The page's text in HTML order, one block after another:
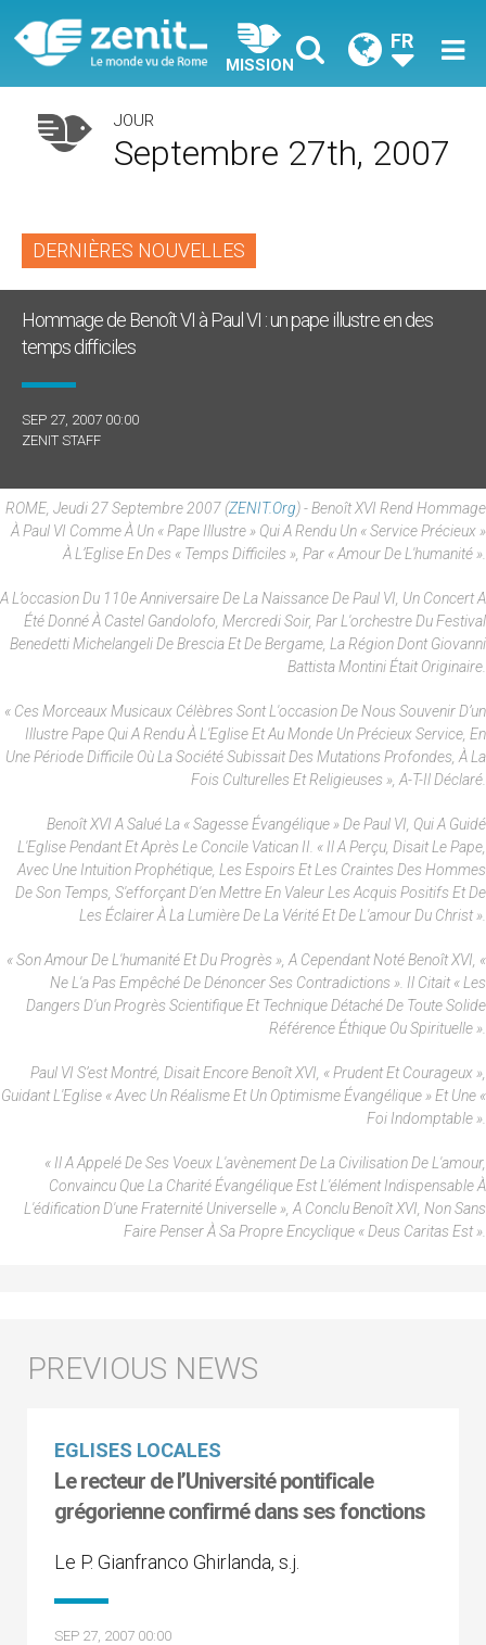
MISSION
FR
JOUR
Septembre 27th, 2007
DERNIÈRES NOUVELLES
Hommage de Benoît VI à Paul VI : un pape illustre en des
temps difficiles
SEP 27, 2007 00:00
ZENIT STAFF
ROME, Jeudi 27 Septembre 2007 (ZENIT.org) - Benoît XVI Rend Hommage
À Paul VI Comme À Un « Pape Illustre » Qui A Rendu Un « Service Précieux »
À L’Eglise En Des « Temps Difficiles », Par « Amour De L'humanité ».
A L’occasion Du 110e Anniversaire De La Naissance De Paul VI, Un Concert A
Été Donné À Castel Gandolofo, Mercredi Soir, Par L'orchestre Du Festival
Benedetti Michelangeli De Brescia Et De Bergame, La Région Dont Giovanni
Battista Montini Était Originaire.
« Ces Morceaux Musicaux Célèbres Sont L'occasion De Nous Souvenir D’un
Illustre Pape Qui A Rendu À L'Eglise Et Au Monde Un Précieux Service, En
Une Période Difficile Où La Société Subissait Des Mutations Profondes, À La
Fois Culturelles Et Religieuses », A-T-Il Déclaré.
Benoît XVI A Salué La « Sagesse Évangélique » De Paul VI, Qui A Guidé
L'Eglise Pendant Et Après Le Concile Vatican II. « Il A Perçu, Disait Le Pape,
Avec Une Intuition Prophétique, Les Espoirs Et Les Craintes Des Hommes
De Son Temps, S'efforçant D'en Mettre En Valeur Les Acquis Positifs Et De
Les Éclairer À La Lumière De La Vérité Et De L'amour Du Christ ».
« Son Amour De L'humanité Et Du Progrès », A Cependant Noté Benoît XVI, «
Ne L'a Pas Empêché De Dénoncer Ses Contradictions ». Il Citait « Les
Dangers D'un Progrès Scientifique Et Technique Détaché De Toute Solide
Référence Éthique Ou Spirituelle ».
Paul VI S’est Montré, Disait Encore Benoît XVI, « Prudent Et Courageux »,
Guidant L'Eglise « Avec Un Réalisme Et Un Optimisme Évangélique » Et Une «
Foi Indomptable ».
« Il A Appelé De Ses Voeux L'avènement De La Civilisation De L'amour,
Convaincu Que La Charité Évangélique Est L'élément Indispensable À
L'édification D'une Fraternité Universelle », A Conclu Benoît XVI, Non Sans
Faire Penser À Sa Propre Encyclique « Deus Caritas Est ».
EGLISES LOCALES
Le recteur de l’Université pontificale
grégorienne confirmé dans ses fonctions
Le P. Gianfranco Ghirlanda, s.j.
SEP 27, 2007 00:00